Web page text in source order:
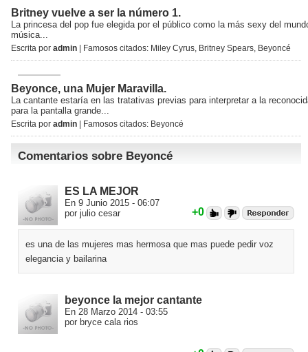
Britney vuelve a ser la número 1.
La princesa del pop fue elegida por el público como la más sexy del
música...
Escrita por admin | Famosos citados: Miley Cyrus, Britney Spears, Beyoncé
Beyonce, una Mujer Maravilla.
La cantante estaría en las tratativas previas para interpretar a la
para la pantalla grande...
Escrita por admin | Famosos citados: Beyoncé
Comentarios sobre Beyoncé
ES LA MEJOR
En 9 Junio 2015 - 06:07
por julio cesar
+0
es una de las mujeres mas hermosa que mas puede pedir voz
elegancia y bailarina
beyonce la mejor cantante
En 28 Marzo 2014 - 03:55
por bryce cala rios